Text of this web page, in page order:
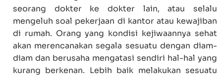
seorang dokter ke dokter lain, atau selalu
mengeluh soal pekerjaan di kantor atau kewajiban
di rumah. Orang yang kondisi kejiwaannya sehat
akan merencanakan segala sesuatu dengan diam-
diam dan berusaha mengatasi sendiri hal-hal yang
kurang berkenan. Lebih baik melakukan sesuatu